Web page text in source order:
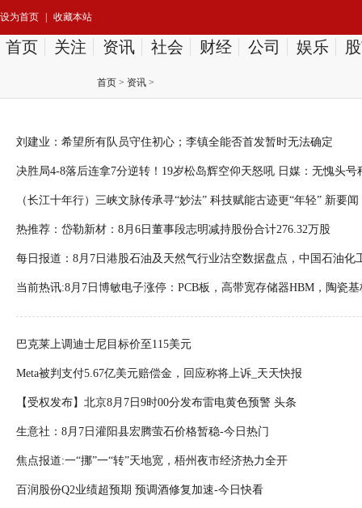
设为首页 收藏本站
首页 关注 资讯 社会 财经 公司 娱乐
首页 > 资讯 >
刘建业：希望所有队员守住初心；李镇全能否首发暂时无法确定
决胜局4-8落后连拿7分逆转！19岁松岛辉空仰天怒吼 日媒：无愧头号
（长江十年行）三峡文脉传承寻“妙法” 科技赋能古迹更“年轻” 新要闻
热推荐：岱勒新材：8月6日董事段志明减持股份合计276.32万股
每日报道：8月7日港股石油及天然气行业沽空数据盘点，中国石油化
份、中国海洋石油沽空金额位居行业前三
当前热讯:8月7日博敏电子涨停：PCB板，高带宽存储器HBM，陶瓷
巴克莱上调迪士尼目标价至115美元
Meta被判支付5.67亿美元赔偿金，回应称将上诉_天天快报
【受权发布】北京8月7日9时00分发布雷电黄色预警 头条
生意社：8月7日灌阳县宏腾萤石价格暂稳-今日热门
焦点报道:一“挪”一“转”天地宽，梧州夜市经济热力全开
百润股份Q2业绩超预期 预调酒修复加速-今日快看